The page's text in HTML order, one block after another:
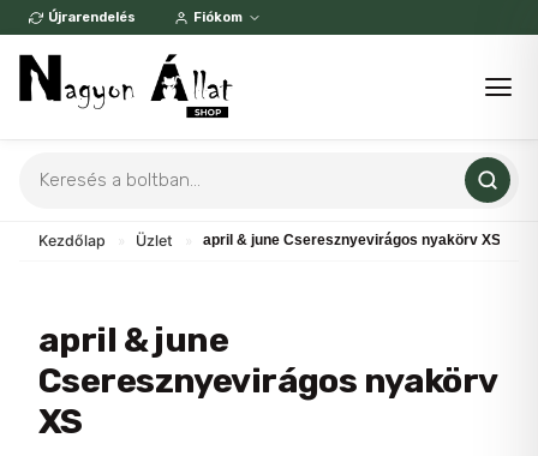
Skip
content
Újrarendelés Fiókom
search
Kezdőlap Üzlet april & june Cseresznyevirágos nyakörv XS
april & june
Cseresznyevirágos nyakörv
XS